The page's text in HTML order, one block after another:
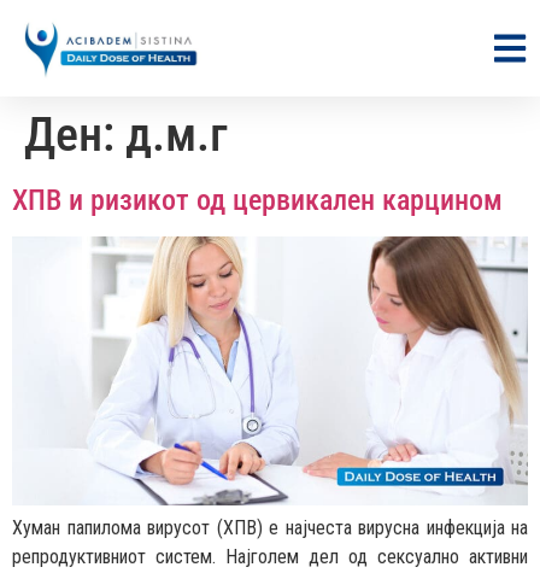
Ден: д.м.г
ХПВ и ризикот од цервикален карцином
Хуман папилома вирусот (ХПВ) е најчеста вирусна инфекција на
репродуктивниот систем. Најголем дел од сексуално активни